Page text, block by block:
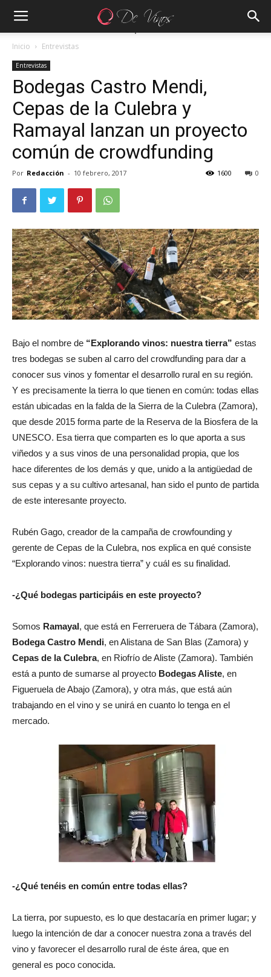
Inicio Entrevistas
Entrevistas
Bodegas Castro Mendi,
Cepas de la Culebra y
Ramayal lanzan un proyecto
común de crowdfunding
Por Redacción - 10 febrero, 2017 0
1600
Bajo el nombre de “Explorando vinos: nuestra tierra” estas
tres bodegas se suben al carro del crowdfunding para dar a
conocer sus vinos y fomentar el desarrollo rural en su región.
Y es precisamente la tierra lo que tienen en común: todas ellas
están ubicadas en la falda de la Sierra de la Culebra (Zamora),
que desde 2015 forma parte de la Reserva de la Biosfera de la
UNESCO. Esa tierra que comparten es lo que aporta a sus
viñedos y a sus vinos de una personalidad propia, que los
hace diferentes de los demás y que, unido a la antigüedad de
sus cepas y a su cultivo artesanal, han sido el punto de partida
de este interesante proyecto.
Rubén Gago, creador de la campaña de crowfounding y
gerente de Cepas de la Culebra, nos explica en qué consiste
“Explorando vinos: nuestra tierra” y cuál es su finalidad.
-¿Qué bodegas participáis en este proyecto?
Somos Ramayal, que está en Ferreruera de Tábara (Zamora),
Bodega Castro Mendi, en Alistana de San Blas (Zamora) y
Cepas de la Culebra, en Riofrío de Aliste (Zamora). También
está a punto de sumarse al proyecto Bodegas Aliste, en
Figueruela de Abajo (Zamora), y otra más, que está aún
trabajando en el vino y se unirá en cuanto lo tenga en el
mercado.
-¿Qué tenéis en común entre todas ellas?
La tierra, por supuesto, es lo que destacaría en primer lugar; y
luego la intención de dar a conocer nuestra zona a través del
vino y favorecer el desarrollo rural de éste área, que en
general es poco conocida.